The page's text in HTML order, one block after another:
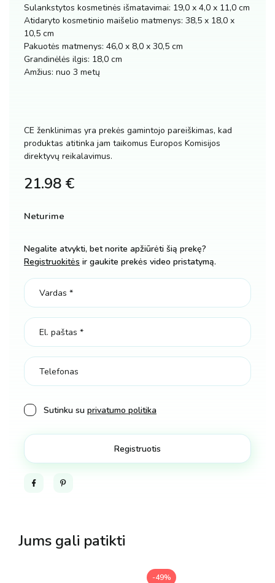
Sulankstytos kosmetinės išmatavimai: 19,0 x 4,0 x 11,0 cm
Atidaryto kosmetinio maišelio matmenys: 38,5 x 18,0 x
10,5 cm
Pakuotės matmenys: 46,0 x 8,0 x 30,5 cm
Grandinėlės ilgis: 18,0 cm
Amžius: nuo 3 metų
CE ženklinimas yra prekės gamintojo pareiškimas, kad
produktas atitinka jam taikomus Europos Komisijos
direktyvų reikalavimus.
21.98 €
Neturime
Negalite atvykti, bet norite apžiūrėti šią prekę?
Registruokitės ir gaukite prekės video pristatymą.
Sutinku su privatumo politika
FacebookPinterest
Jums gali patikti
-49%